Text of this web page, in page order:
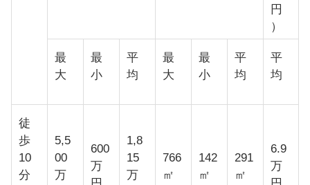
円
）
最
大
最
小
平
均
最
大
最
小
平
均
平
均
徒
歩
10
分
5,5
00
万
600
万
1,8
15
万
766
㎡
142
㎡
291
㎡
6.9
万